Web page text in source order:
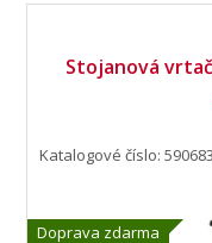
Stojanová
Doprava zdarma
Katalogové číslo: